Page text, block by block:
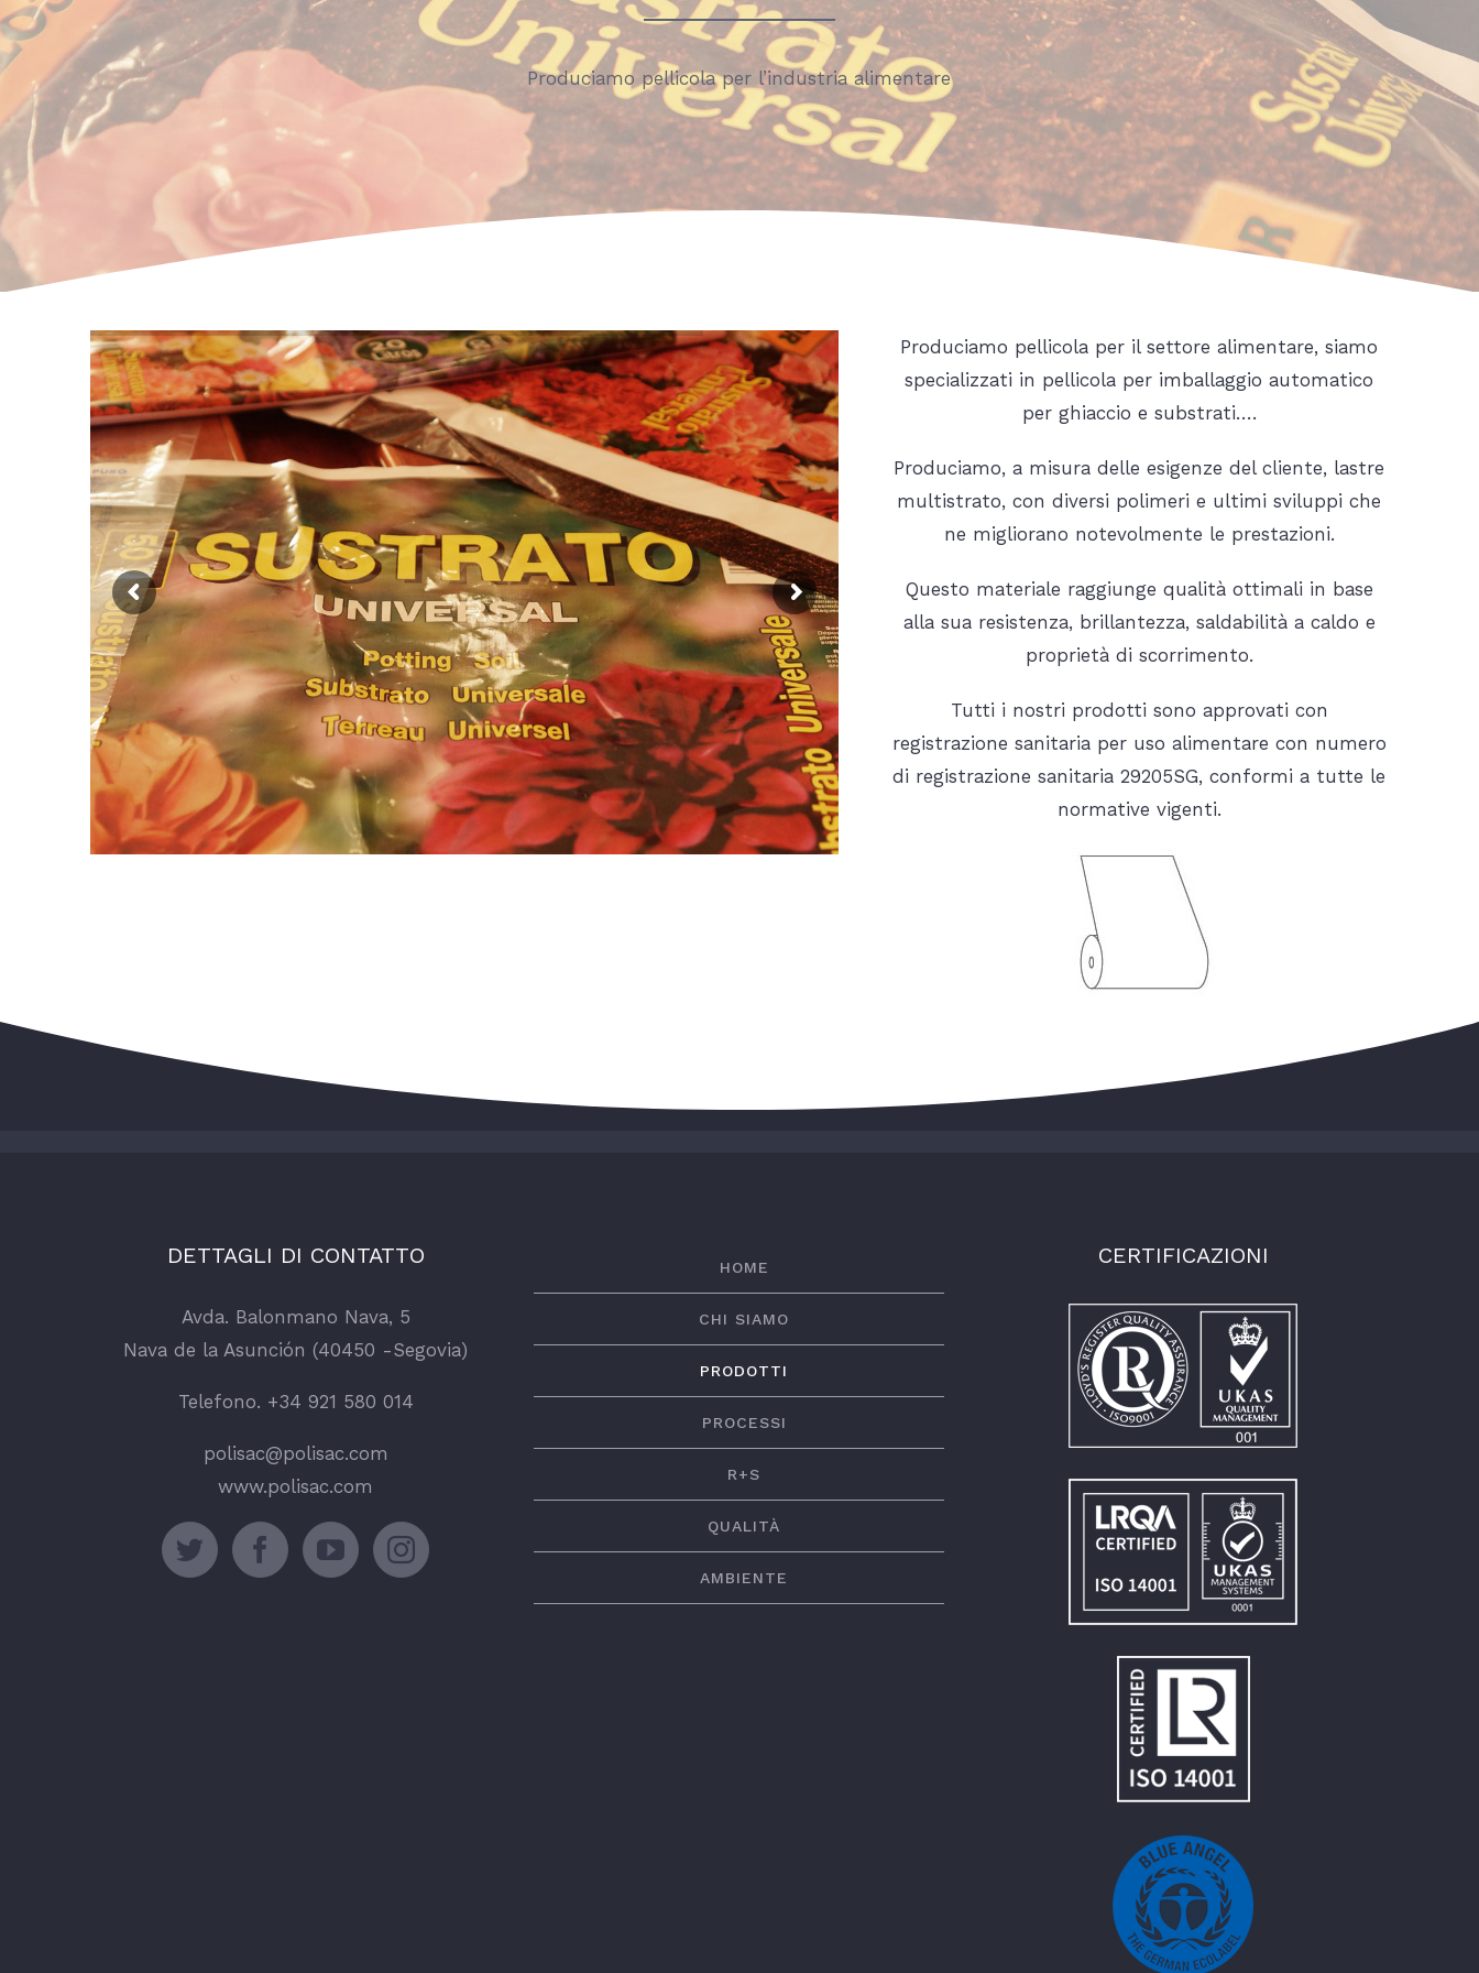
Produciamo pellicola per l’industria alimentare
Produciamo pellicola per il settore alimentare, siamo
specializzati in pellicola per imballaggio automatico
per ghiaccio e substrati….
Produciamo, a misura delle esigenze del cliente, lastre
multistrato, con diversi polimeri e ultimi sviluppi che
ne migliorano notevolmente le prestazioni.
Questo materiale raggiunge qualità ottimali in base
alla sua resistenza, brillantezza, saldabilità a caldo e
proprietà di scorrimento.
Tutti i nostri prodotti sono approvati con
registrazione sanitaria per uso alimentare con numero
di registrazione sanitaria 29205SG, conformi a tutte le
normative vigenti.
DETTAGLI DI CONTATTO
Avda. Balonmano Nava, 5
Nava de la Asunción (40450 -Segovia)
Telefono. +34 921 580 014
polisac@polisac.com
www.polisac.com
HOME
CHI SIAMO
PRODOTTI
PROCESSI
R+S
QUALITÀ
AMBIENTE
CERTIFICAZIONI